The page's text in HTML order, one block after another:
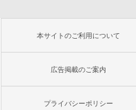
本サイトのご利用について
広告掲載のご案内
プライバシーポリシー